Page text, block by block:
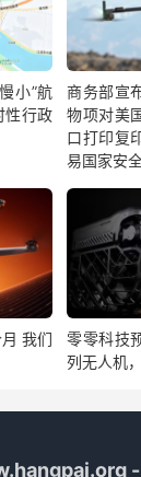
小”航
性行政
商务部宣
物项对美
口打印复
易国家安
我们
零零科技
列无人机
-